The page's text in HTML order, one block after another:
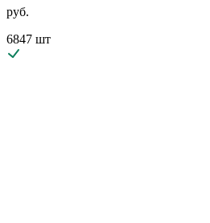
руб.
6847 шт